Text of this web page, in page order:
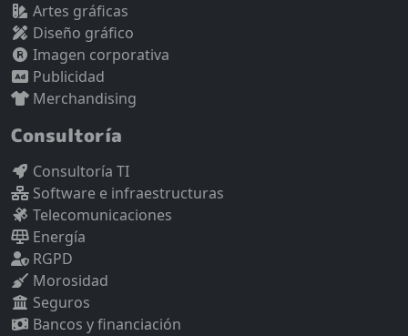
Artes gráficas
Diseño gráfico
Imagen corporativa
Publicidad
Merchandising
Consultoría
Consultoría TI
Software e infraestructuras
Telecomunicaciones
Energía
RGPD
Morosidad
Seguros
Bancos y financiación